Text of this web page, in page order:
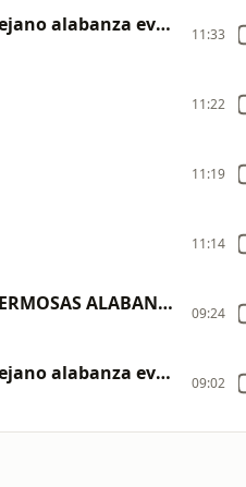
Corridos Cristianos norteños con acordeón y saxofón estilo tejano alabanza evangélica 11:33
11:22
11:19
11:14
MUSICA CRISTIANA PARA SENTIR LA PRESENCIA DE DIOS 🔥 HERMOSAS ALABANZAS CRISTIANAS DE ADORACION 09:24
Corridos Cristianos norteños con acordeón y saxofón estilo tejano alabanza evangélica 09:02